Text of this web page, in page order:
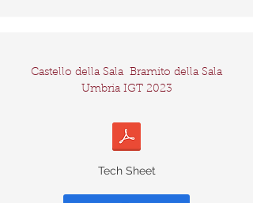
Castello della Sala Bramito della Sala
Umbria IGT 2023
Tech Sheet